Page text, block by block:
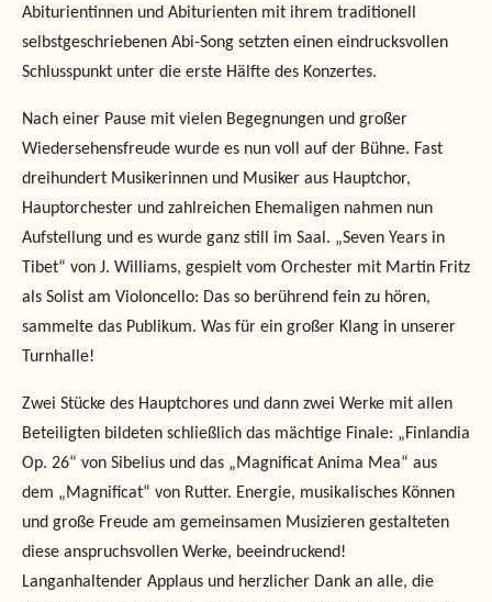
Abiturientinnen und Abiturienten mit ihrem traditionell
selbstgeschriebenen Abi-Song setzten einen eindrucksvollen
Schlusspunkt unter die erste Hälfte des Konzertes.
Nach einer Pause mit vielen Begegnungen und großer
Wiedersehensfreude wurde es nun voll auf der Bühne. Fast
dreihundert Musikerinnen und Musiker aus Hauptchor,
Hauptorchester und zahlreichen Ehemaligen nahmen nun
Aufstellung und es wurde ganz still im Saal. „Seven Years in
Tibet“ von J. Williams, gespielt vom Orchester mit Martin Fritz
als Solist am Violoncello: Das so berührend fein zu hören,
sammelte das Publikum. Was für ein großer Klang in unserer
Turnhalle!
Zwei Stücke des Hauptchores und dann zwei Werke mit allen
Beteiligten bildeten schließlich das mächtige Finale: „Finlandia
Op. 26“ von Sibelius und das „Magnificat Anima Mea“ aus
dem „Magnificat“ von Rutter. Energie, musikalisches Können
und große Freude am gemeinsamen Musizieren gestalteten
diese anspruchsvollen Werke, beeindruckend!
Langanhaltender Applaus und herzlicher Dank an alle, die